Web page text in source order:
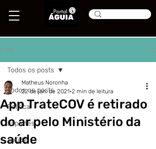
Post
Todos os posts
Política
Esportes
Saúde
Todos os posts
App TrateCOV é retirado
do ar pelo Ministério da
saúde
Matheus Noronha
22 de jan. de 2021 2 min de leitura